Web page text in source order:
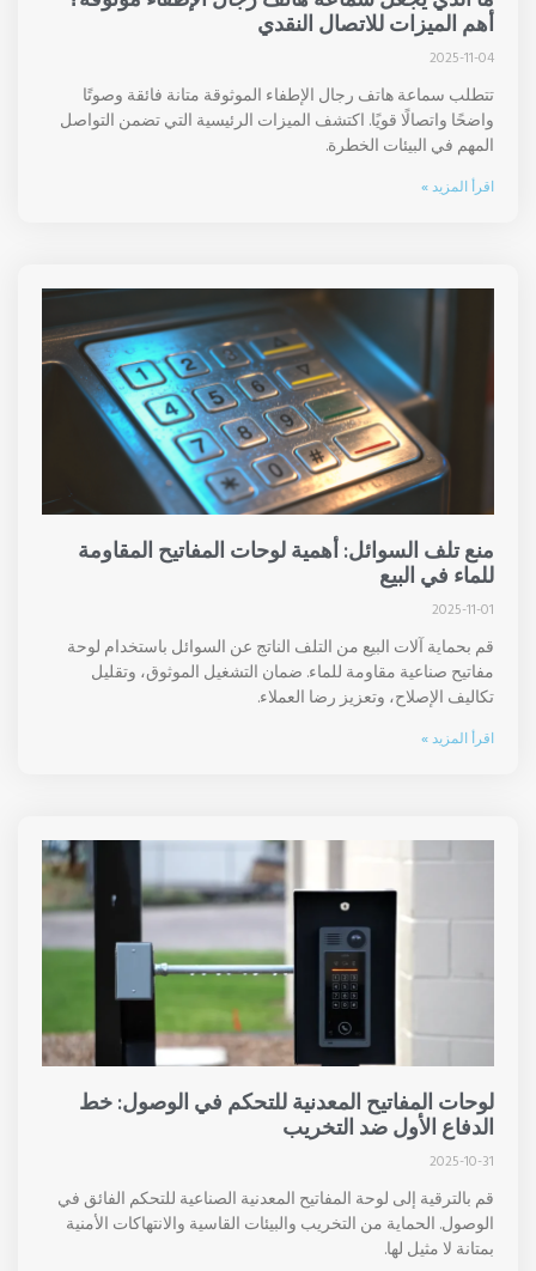
أهم الميزات للاتصال النقدي
2025-11-04
تتطلب سماعة هاتف رجال الإطفاء الموثوقة متانة فائقة وصوتًا
واضحًا واتصالًا قويًا. اكتشف الميزات الرئيسية التي تضمن التواصل
المهم في البيئات الخطرة.
اقرأ المزيد »
منع تلف السوائل: أهمية لوحات المفاتيح المقاومة
للماء في البيع
2025-11-01
قم بحماية آلات البيع من التلف الناتج عن السوائل باستخدام لوحة
مفاتيح صناعية مقاومة للماء. ضمان التشغيل الموثوق، وتقليل
تكاليف الإصلاح، وتعزيز رضا العملاء.
اقرأ المزيد »
لوحات المفاتيح المعدنية للتحكم في الوصول: خط
الدفاع الأول ضد التخريب
2025-10-31
قم بالترقية إلى لوحة المفاتيح المعدنية الصناعية للتحكم الفائق في
الوصول. الحماية من التخريب والبيئات القاسية والانتهاكات الأمنية
بمتانة لا مثيل لها.